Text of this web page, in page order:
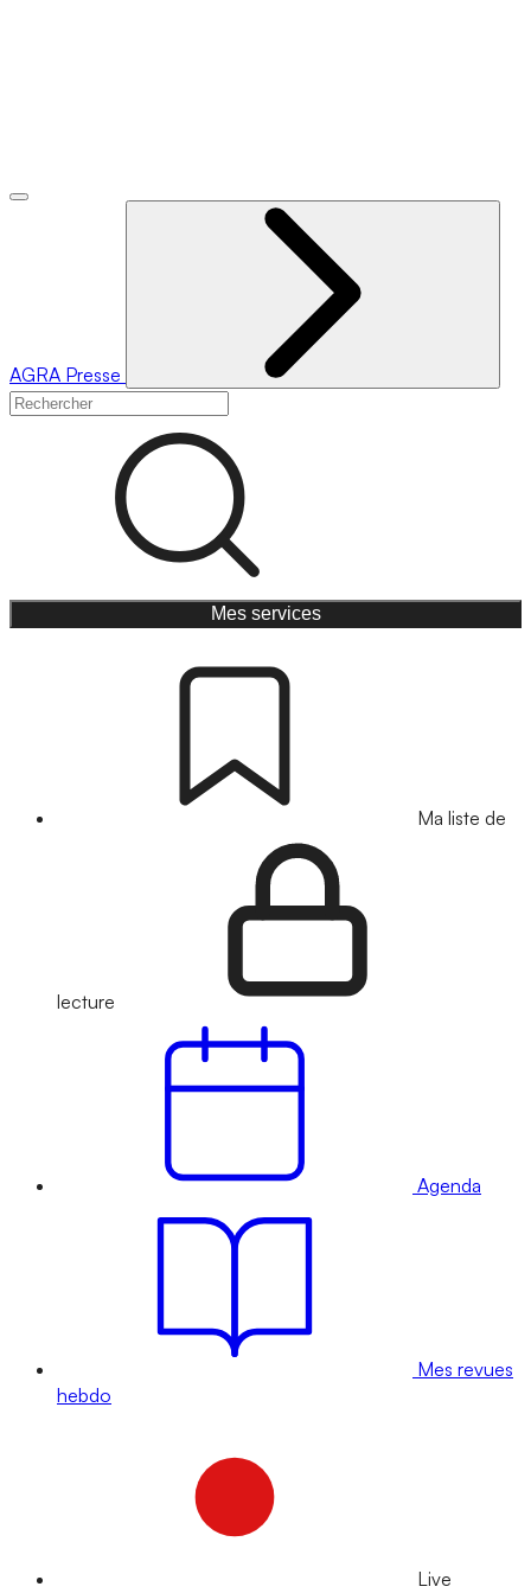
AGRA Presse
Mes services
Ma liste de
lecture
Agenda
Mes revues
hebdo
Live